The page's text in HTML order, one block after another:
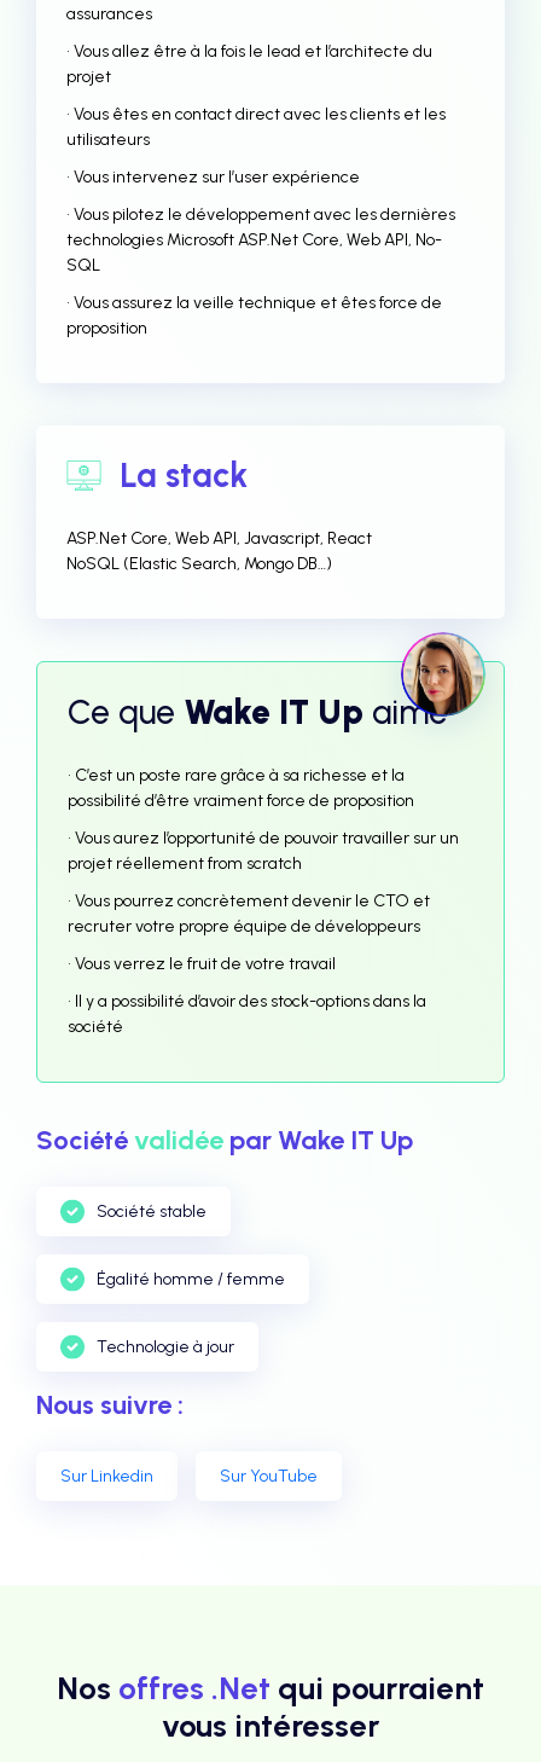
assurances
• Vous allez être à la fois le lead et l’architecte du
projet
• Vous êtes en contact direct avec les clients et les
utilisateurs
• Vous intervenez sur l’user expérience
• Vous pilotez le développement avec les dernières
technologies Microsoft ASP.Net Core, Web API, No-
SQL
• Vous assurez la veille technique et êtes force de
proposition
La stack
ASP.Net Core, Web API, Javascript, React
NoSQL (Elastic Search, Mongo DB…)
Ce que Wake IT Up aime
• C’est un poste rare grâce à sa richesse et la
possibilité d’être vraiment force de proposition
• Vous aurez l’opportunité de pouvoir travailler sur un
projet réellement from scratch
• Vous pourrez concrètement devenir le CTO et
recruter votre propre équipe de développeurs
• Vous verrez le fruit de votre travail
• Il y a possibilité d’avoir des stock-options dans la
société
Sociétévalidée par Wake IT Up
Société stable
Égalité homme / femme
Technologie à jour
Nous suivre :
Sur Linkedin Sur YouTube
Nos offres .Net qui pourraient
vous intéresser